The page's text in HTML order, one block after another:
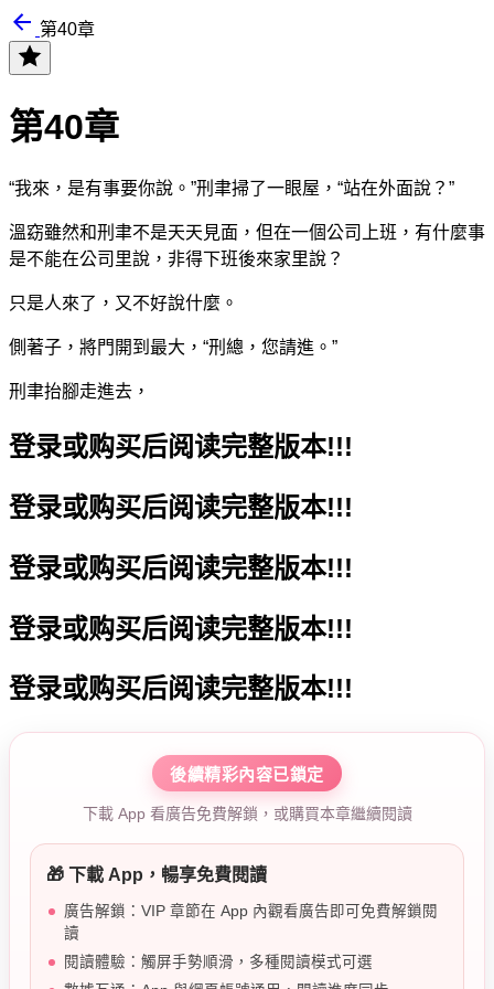
第40章
第40章
“我來，是有事要你說。”刑聿掃了一眼屋 ，“站在外面說？”
溫窈雖然和刑聿不是天天見面，但在一個公司上班，有什麼事
是不能在公司里說，非得下班後來家里說？
只是人來了，又不好說什麼。
側著子，將門開到最大，“刑總，您請進。”
刑聿抬腳走進去，
登录或购买后阅读完整版本!!!
登录或购买后阅读完整版本!!!
登录或购买后阅读完整版本!!!
登录或购买后阅读完整版本!!!
登录或购买后阅读完整版本!!!
後續精彩內容已鎖定
下載 App 看廣告免費解鎖，或購買本章繼續閱讀
🎁 下載 App，暢享免費閱讀
廣告解鎖：VIP 章節在 App 內觀看廣告即可免費解鎖閱
讀
閱讀體驗：觸屏手勢順滑，多種閱讀模式可選